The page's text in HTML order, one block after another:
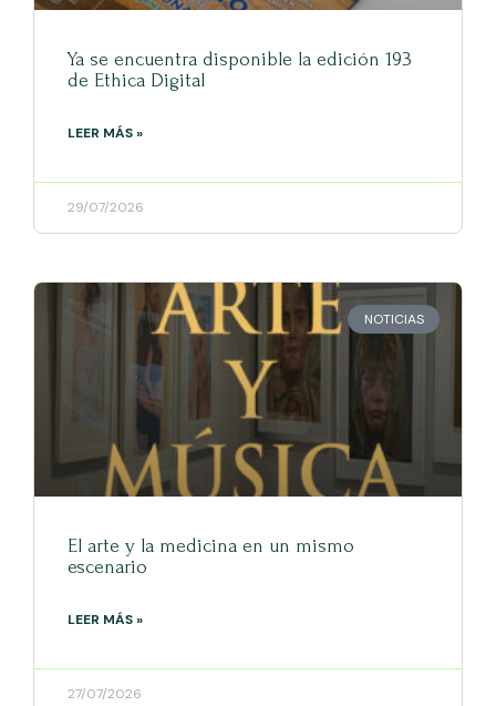
Ya se encuentra disponible la edición 193
de Ethica Digital
LEER MÁS »
29/07/2026
NOTICIAS
El arte y la medicina en un mismo
escenario
LEER MÁS »
27/07/2026